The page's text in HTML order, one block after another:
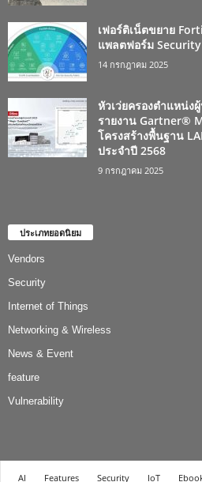
เฟอร์ติเน็ตขยาย
แพลตฟอร์ม
14 กรกฎาคม 2025
หัวเว่ยครองตำแหน่
รายงาน Gartner®
โครงสร้างพื้นฐาน
ประจำปี 2568
9 กรกฎาคม 2025
ประเภทยอดนิยม
Vendors
Security
Internet of Things
Networking & Wireless
News & Event
feature
Vulnerability
AI Features Security IoT